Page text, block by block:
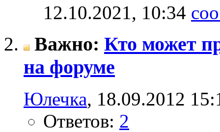
12.10.2021, 10:34
Важно: Кто может
на форуме
Юлечка, 18.09.2012
Ответов: 2